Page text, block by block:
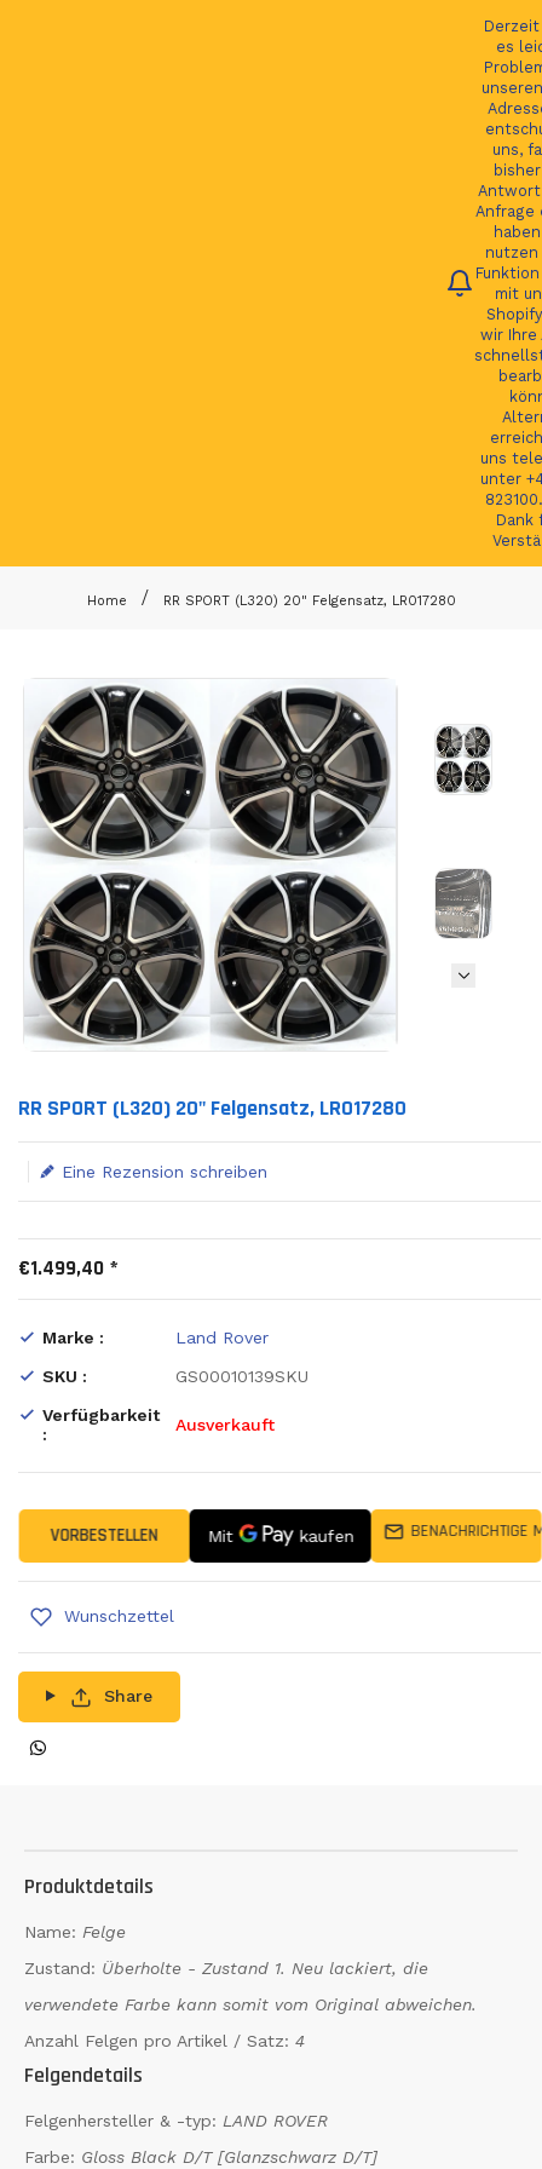
es
uns,
Antwort
Anfrage
nutzen
mit
wir Ihre
uns
unter
Dank
Home RR SPORT (L320) 20" Felgensatz, LR017280
RR SPORT (L320) 20" Felgensatz, LR017280
Eine Rezension schreiben
Translation missing: de.products.product.loader_label
€1.499,40 *
Marke :
Land Rover
SKU :
GS00010139SKU
Verfügbarkeit
:
Ausverkauft
VORBESTELLEN BENACHRICHTIGE
Wunschzettel
Share
Produktdetails
Name: Felge
Zustand: Überholte - Zustand 1. Neu lackiert, die
verwendete Farbe kann somit vom Original abweichen.
Anzahl Felgen pro Artikel / Satz: 4
Felgendetails
Felgenhersteller & -typ: LAND ROVER
Farbe: Gloss Black D/T [Glanzschwarz D/T]